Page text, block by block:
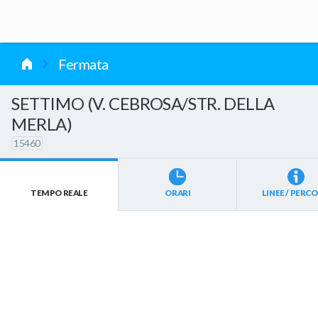
Fermata
SETTIMO (V. CEBROSA/STR. DELLA
MERLA)
15460
TEMPO REALE ORARI LINEE /